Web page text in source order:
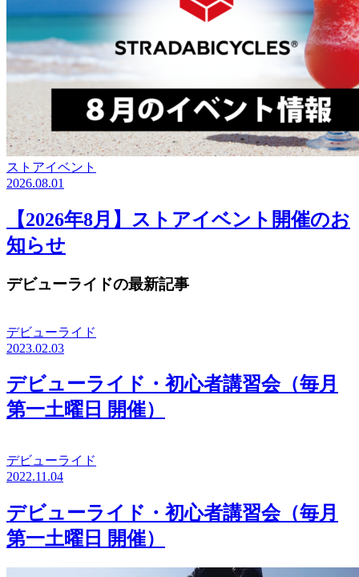
ストアイベント
2026.08.01
【2026年8月】ストアイベント開催のお
知らせ
デビューライドの最新記事
デビューライド
2023.02.03
デビューライド・初心者講習会（毎月
第一土曜日 開催）
デビューライド
2022.11.04
デビューライド・初心者講習会（毎月
第一土曜日 開催）